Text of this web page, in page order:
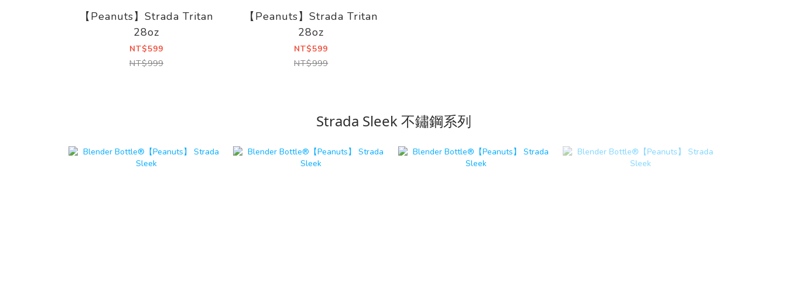
【Peanuts】Strada Tritan
28oz
NT$599
NT$999
【Peanuts】Strada Tritan
28oz
NT$599
NT$999
Strada Sleek 不鏽鋼系列